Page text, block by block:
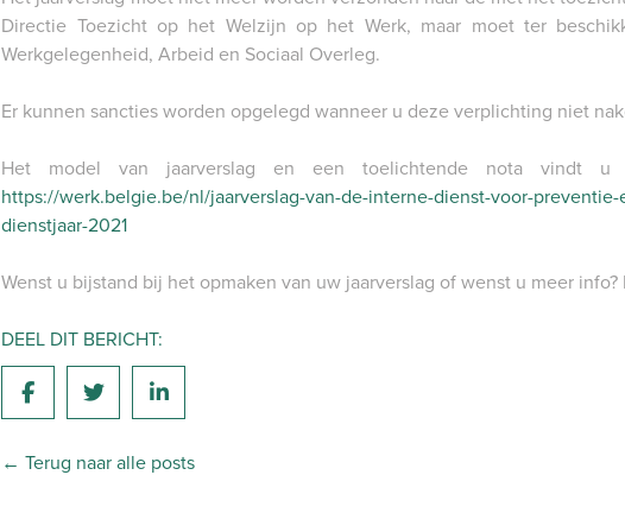
Directie Toezicht op het Welzijn op het Werk, maar moet ter
Werkgelegenheid, Arbeid en Sociaal Overleg.
Er kunnen sancties worden opgelegd wanneer u deze verplichting niet
Het model van jaarverslag en een toelichtende nota vindt
https://werk.belgie.be/nl/jaarverslag-van-de-interne-dienst-voor-
dienstjaar-2021
Wenst u bijstand bij het opmaken van uw jaarverslag of wenst u meer info?
DEEL DIT BERICHT:
← Terug naar alle posts